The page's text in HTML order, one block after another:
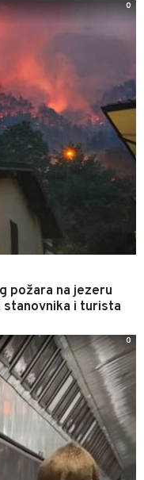
požara na jezeru
stanovnika i turista
0
0